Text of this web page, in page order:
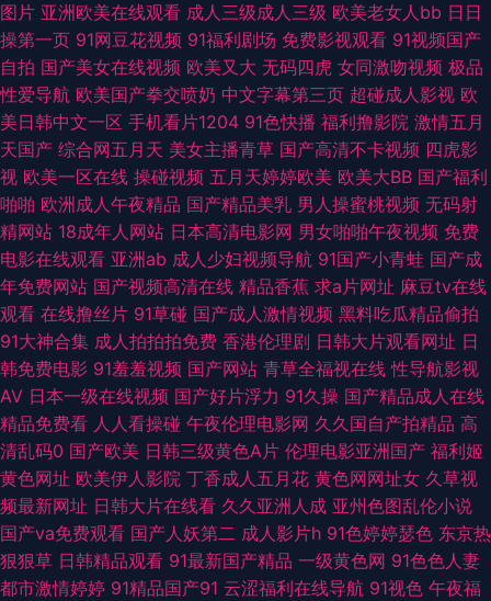
喷水网站 午夜影院色 91在线看看 国产传媒91视频 伦理第一页 婷婷好色五月
天 91九九九在线 草草浮力第一页 国语精品在线久久 欧美熟女交 亚州素人区
97色资源综合网 国产传媒第九页 久热大香蕉 天堂AV淫导航 91色情软件入口
超碰在线99 九九这里只有精品 日本a级电影网址 69AV视频 成人视频伊人 精
品麻豆传媒 日韩1234 亚洲素人自拍 www182午夜 韩国AV无码 青娱乐最新
官网 亚洲l色图 97超惹人人 国产在线网址 欧美亚缘免费 亚州色片 91伊人视
频 福利微拍在线导航 久久资源总站 日韩岛国无码 最新AV站 超碰操逼网 黄
色av小说网址 日韩免看一级a 91叉啊插 超碰免费在线观看 精品自拍4 人妻
久久精品成人 18岁成人片 超碰GAO导航 精东肏屄 青娱乐AV网站 国产福利
影院 日韩涩涩入口 欧美熟妇性生活 欧美一卡二卡 在线伪娘AV 福利社毛片
男人影院AV 探花系列亚洲电影 97超碰资源站 久久天堂影院 天天玩夜夜操
图片 亚洲欧美在线观看 成人三级成人三级 欧美老女人bb 日日
操第一页 91网豆花视频 91福利剧场 免费影视观看 91视频国产
自拍 国产美女在线视频 欧美又大 无码四虎 女同激吻视频 极品
性爱导航 欧美国产拳交喷奶 中文字幕第三页 超碰成人影视 欧
美日韩中文一区 手机看片1204 91色快播 福利撸影院 激情五月
天国产 综合网五月天 美女主播青草 国产高清不卡视频 四虎影
视 欧美一区在线 操碰视频 五月天婷婷欧美 欧美大BB 国产福利
啪啪 欧洲成人午夜精品 国产精品美乳 男人操蜜桃视频 无码射
精网站 18成年人网站 日本高清电影网 男女啪啪午夜视频 免费
电影在线观看 亚洲ab 成人少妇视频导航 91国产小青蛙 国产成
年免费网站 国产视频高清在线 精品香蕉 求a片网址 麻豆tv在线
观看 在线撸丝片 91草碰 国产成人激情视频 黑料吃瓜精品偷拍
91大神合集 成人拍拍拍免费 香港伦理剧 日韩大片观看网址 日
韩免费电影 91羞羞视频 国产网站 青草全福视在线 性导航影视
AV 日本一级在线视频 国产好片浮力 91久操 国产精品成人在线
精品免费看 人人看操碰 午夜伦理电影网 久久国自产拍精品 高
清乱码0 国产欧美 日韩三级黄色A片 伦理电影亚洲国产 福利姬
黄色网址 欧美伊人影院 丁香成人五月花 黄色网网址女 久草视
频最新网址 日韩大片在线看 久久亚洲人成 亚州色图乱伦小说
国产va免费观看 国产人妖第二 成人影片h 91色婷婷瑟色 东京热
狠狠草 日韩精品观看 91最新国产精品 一级黄色网 91色色人妻
都市激情婷婷 91精品国产91 云涩福利在线导航 91视色 午夜福